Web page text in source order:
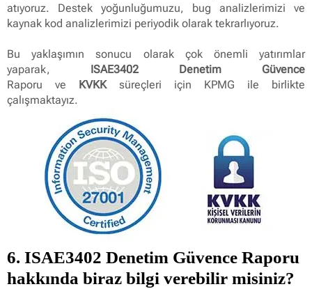
atıyoruz. Destek yoğunluğumuzu, bug analizlerimizi ve
kaynak kod analizlerimizi periyodik olarak tekrarlıyoruz.
Bu yaklaşımın sonucu olarak çok önemli yatırımlar
yaparak, ISAE3402 Denetim Güvence
Raporu ve KVKKsüreçleri için KPMG ile birlikte
çalışmaktayız.
6. ISAE3402 Denetim Güvence Raporu
hakkında biraz bilgi verebilir misiniz?